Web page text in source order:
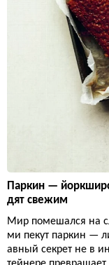
Паркин —
дят свежим
Мир помешался на
ми пекут паркин —
авный секрет не в